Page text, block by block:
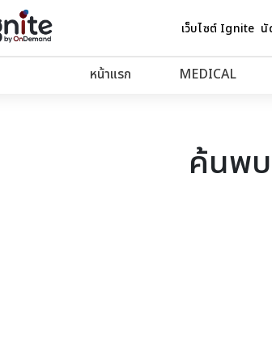
เว็บไซต์ Ignite นั
หน้าแรก MEDICAL
ค้นพ